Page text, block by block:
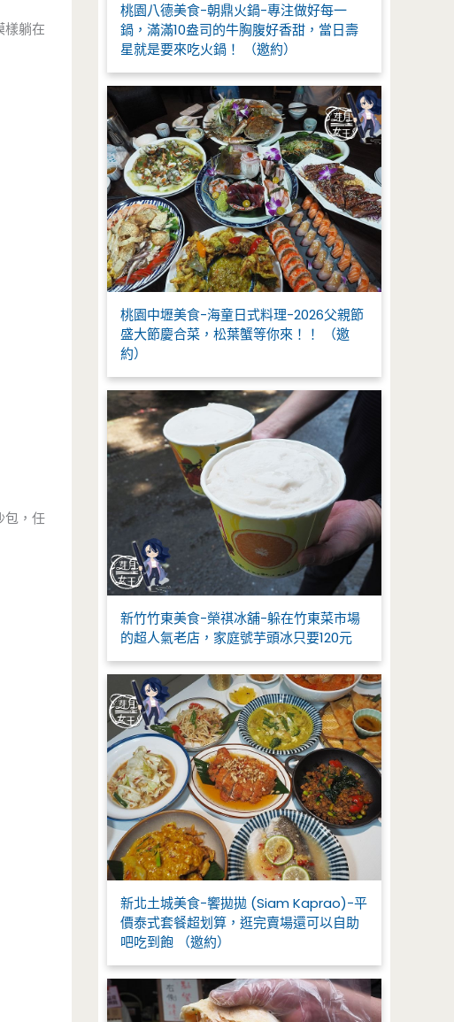
樣躺在
包，任
桃園八德美食-朝鼎火鍋-專注做好每一
鍋，滿滿10盎司的牛胸腹好香甜，當日壽
星就是要來吃火鍋！ （邀約）
桃園中壢美食-海童日式料理-2026父親節
盛大節慶合菜，松葉蟹等你來！！ （邀
約）
新竹竹東美食-榮祺冰舖-躲在竹東菜市場
的超人氣老店，家庭號芋頭冰只要120元
新北土城美食-饗拋拋 (Siam Kaprao)-平
價泰式套餐超划算，逛完賣場還可以自助
吧吃到飽 （邀約）